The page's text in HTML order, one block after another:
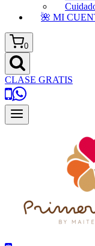
🌺 MI
0
CLASE GRATIS